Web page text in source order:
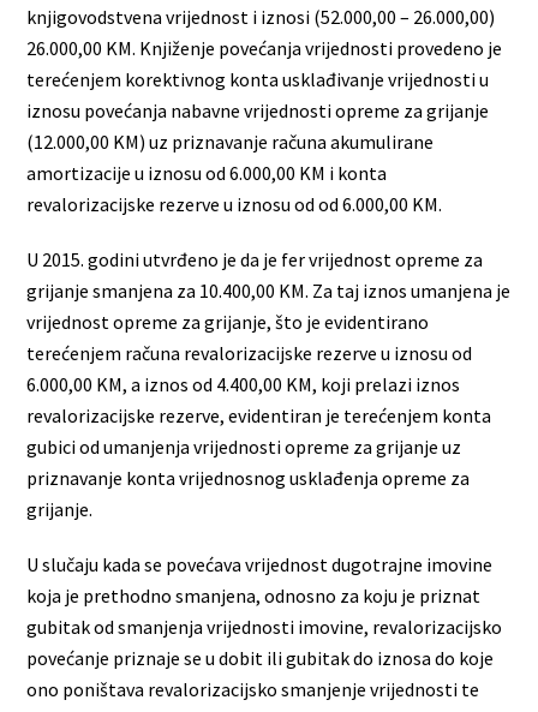
knjigovodstvena vrijednost i iznosi (52.000,00 – 26.000,00)
26.000,00 KM. Knjiženje povećanja vrijednosti provedeno je
terećenjem korektivnog konta usklađivanje vrijednosti u
iznosu povećanja nabavne vrijednosti opreme za grijanje
(12.000,00 KM) uz priznavanje računa akumulirane
amortizacije u iznosu od 6.000,00 KM i konta
revalorizacijske rezerve u iznosu od od 6.000,00 KM.
U 2015. godini utvrđeno je da je fer vrijednost opreme za
grijanje smanjena za 10.400,00 KM. Za taj iznos umanjena je
vrijednost opreme za grijanje, što je evidentirano
terećenjem računa revalorizacijske rezerve u iznosu od
6.000,00 KM, a iznos od 4.400,00 KM, koji prelazi iznos
revalorizacijske rezerve, evidentiran je terećenjem konta
gubici od umanjenja vrijednosti opreme za grijanje uz
priznavanje konta vrijednosnog usklađenja opreme za
grijanje.
U slučaju kada se povećava vrijednost dugotrajne imovine
koja je prethodno smanjena, odnosno za koju je priznat
gubitak od smanjenja vrijednosti imovine, revalorizacijsko
povećanje priznaje se u dobit ili gubitak do iznosa do koje
ono poništava revalorizacijsko smanjenje vrijednosti te